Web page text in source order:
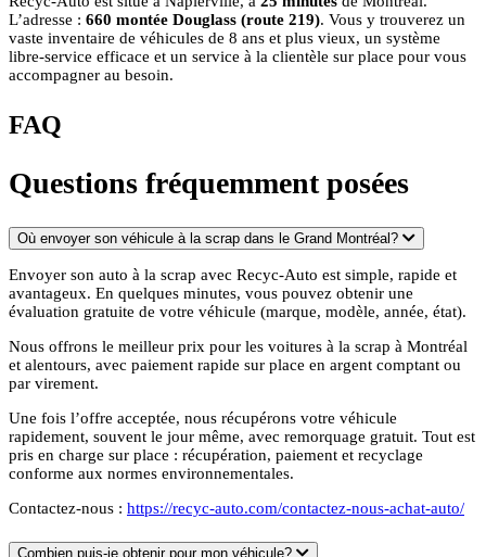
L’adresse : 660 montée Douglass (route 219). Vous y trouverez un
vaste inventaire de véhicules de 8 ans et plus vieux, un système
libre-service efficace et un service à la clientèle sur place pour vous
accompagner au besoin.
FAQ
Questions fréquemment posées
Où envoyer son véhicule à la scrap dans le Grand Montréal?
Envoyer son auto à la scrap avec Recyc-Auto est simple, rapide et
avantageux. En quelques minutes, vous pouvez obtenir une
évaluation gratuite de votre véhicule (marque, modèle, année, état).
Nous offrons le meilleur prix pour les voitures à la scrap à Montréal
et alentours, avec paiement rapide sur place en argent comptant ou
par virement.
Une fois l’offre acceptée, nous récupérons votre véhicule
rapidement, souvent le jour même, avec remorquage gratuit. Tout est
pris en charge sur place : récupération, paiement et recyclage
conforme aux normes environnementales.
Contactez-nous : https://recyc-auto.com/contactez-nous-achat-auto/
Combien puis-je obtenir pour mon véhicule?